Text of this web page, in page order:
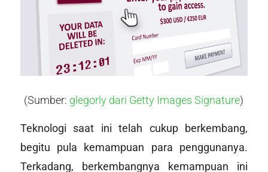
(Sumber: glegorly dari Getty Images Signature)
Teknologi saat ini telah cukup berkembang,
begitu pula kemampuan para penggunanya.
Terkadang, berkembangnya kemampuan ini